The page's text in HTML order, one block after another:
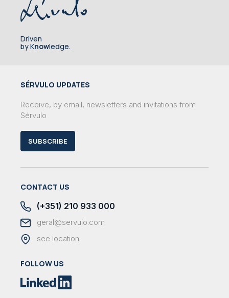
Driven
by Knowledge.
SÉRVULO UPDATES
Receive, by email, newsletters and invitations from
Sérvulo
SUBSCRIBE
CONTACT US
(+351) 210 933 000
geral@servulo.com
see location
FOLLOW US